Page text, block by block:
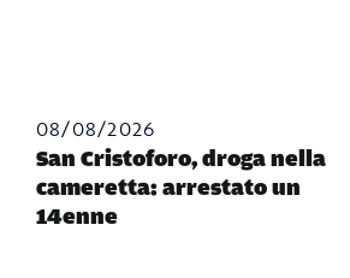
08/08/2026
San Cristoforo, droga nella
cameretta: arrestato un
14enne